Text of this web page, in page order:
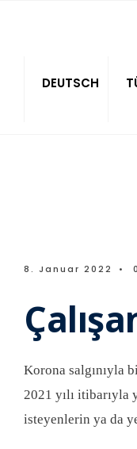
DEUTSCH
8. Januar 2022 •
Korona salgınıyla
2021 yılı itibarıyla
isteyenlerin ya da